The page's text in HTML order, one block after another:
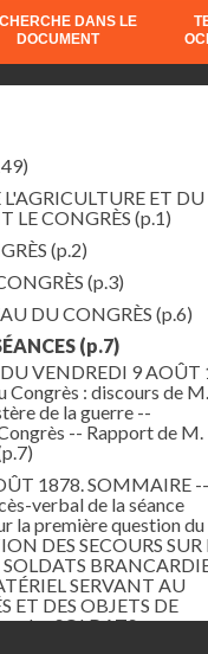
DANS LE
DOCUMENT
ET DU
LE CONGRÈS (p.1)
(p.2)
(p.3)
DU CONGRÈS (p.6)
(p.7)
VENDREDI 9 AOÛT
: discours de
de la guerre --
-- Rapport de M.
1878. SOMMAIRE --
verbal de la séance
la première question du
DES SECOURS SUR
SERVANT AU
ET DES OBJETS DE
des SOLDATS